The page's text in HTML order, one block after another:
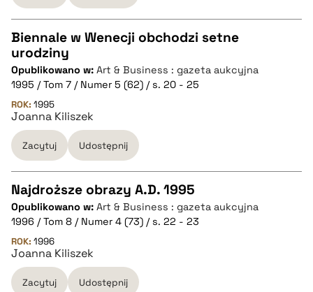
BIBTEX
pobierz cytat
CZYSTY TEKST
pobierz cytat
BIBTEX
pobierz cytat
Biennale w Wenecji obchodzi setne
urodziny
Opublikowano w: Art & Business : gazeta aukcyjna
1995 / Tom 7 / Numer 5 (62) / s. 20 - 25
ROK: 1995
Joanna Kiliszek
Zacytuj Udostępnij
CZYSTY TEKST
pobierz cytat
Najdroższe obrazy A.D. 1995
Opublikowano w: Art & Business : gazeta aukcyjna
1996 / Tom 8 / Numer 4 (73) / s. 22 - 23
ROK: 1996
Joanna Kiliszek
Zacytuj Udostępnij